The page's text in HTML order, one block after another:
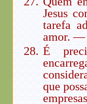
Jesus
tarefa
amor. —
É
que